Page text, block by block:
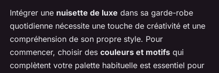
Intégrer une nuisette de luxe dans sa garde-robe
quotidienne nécessite une touche de créativité et une
compréhension de son propre style. Pour
commencer, choisir des couleurs et motifs qui
complètent votre palette habituelle est essentiel pour